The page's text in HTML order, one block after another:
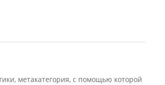
метакатегория, с помощью которой